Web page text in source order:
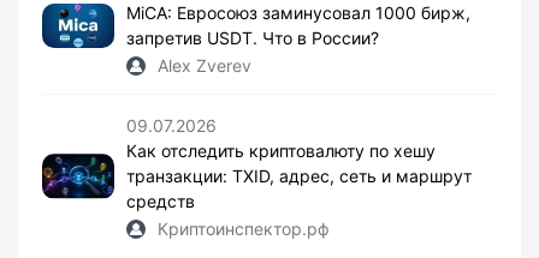
MiCA: Евросоюз заминусовал 1000 бирж,
запретив USDT. Что в России?
Alex Zverev
09.07.2026
Как отследить криптовалюту по хешу
транзакции: TXID, адрес, сеть и маршрут
средств
Криптоинспектор.рф